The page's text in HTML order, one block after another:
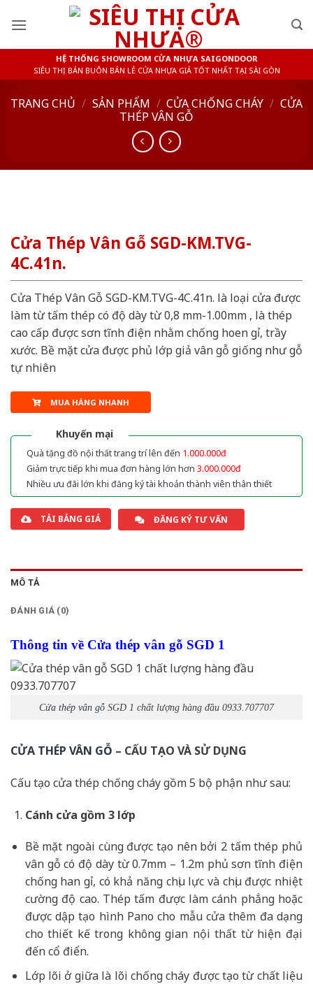
HỆ THỐNG SHOWROOM CỬA NHỰA SAIGONDOOR
SIÊU THỊ BÁN BUÔN BÁN LẺ CỬA NHỰA GIÁ TỐT NHẤT TẠI SÀI GÒN
TRANG CHỦ / SẢN PHẨM / CỬA CHỐNG CHÁY / CỬA
THÉP VÂN GỖ
Cửa Thép Vân Gỗ SGD-KM.TVG-
4C.41n.
Cửa Thép Vân Gỗ SGD-KM.TVG-4C.41n. là loại cửa được
làm từ tấm thép có độ dày từ 0,8 mm-1.00mm , là thép
cao cấp được sơn tĩnh điện nhằm chống hoen gỉ, trầy
xước. Bề mặt cửa được phủ lớp giả vân gỗ giống như gỗ
tự nhiên
MUA HÀNG NHANH
Khuyến mại
Quà tặng đồ nội thất trang trí lên đến 1.000.000đ
Giảm trực tiếp khi mua đơn hàng lớn hơn 3.000.000đ
Nhiều ưu đãi lớn khi đăng ký tài khoản thành viên thân thiết
TẢI BẢNG GIÁ ĐĂNG KÝ TƯ VẤN
MÔ TẢ
ĐÁNH GIÁ (0)
Thông tin về Cửa thép vân gỗ SGD 1
Cửa thép vân gỗ SGD 1 chất lượng hàng đầu 0933.707707
CỬA THÉP VÂN GỖ – CẤU TẠO VÀ SỬ DỤNG
Cấu tạo cửa thép chống cháy gồm 5 bộ phận như sau:
Cánh cửa gồm 3 lớp
Bề mặt ngoài cùng được tạo nên bởi 2 tấm thép phủ
vân gỗ có độ dày từ 0.7mm – 1.2m phủ sơn tĩnh điện
chống han gỉ, có khả năng chịu lực và chịu được nhiệt
cường độ cao. Thép tấm được làm cánh phẳng hoặc
được dập tạo hình Pano cho mẫu cửa thêm đa dạng
cho thiết kế trong không gian nội thất từ hiện đại
đến cổ điển.
Lớp lõi ở giữa là lõi chống cháy được tạo từ chất liệu